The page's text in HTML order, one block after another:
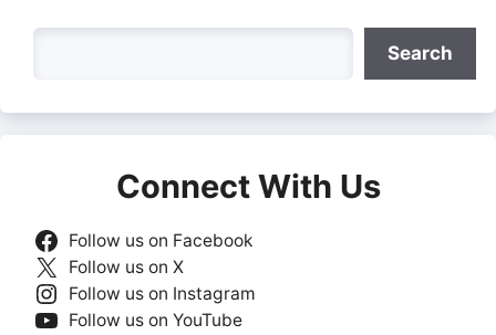
Search
Connect With Us
Follow us on Facebook
Follow us on X
Follow us on Instagram
Follow us on YouTube